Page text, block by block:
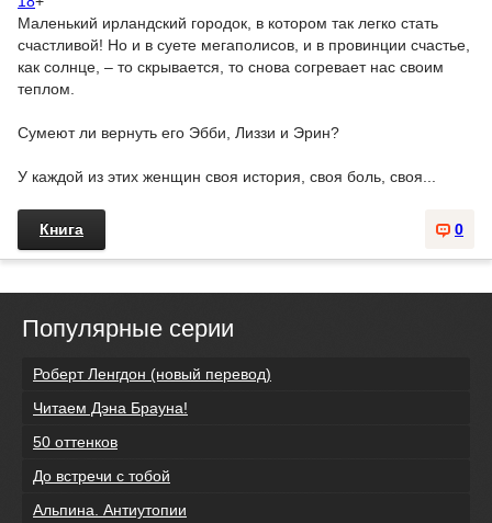
Маленький ирландский городок, в котором так легко стать
счастливой! Но и в суете мегаполисов, и в провинции счастье,
как солнце, – то скрывается, то снова согревает нас своим
теплом.
Сумеют ли вернуть его Эбби, Лиззи и Эрин?
У каждой из этих женщин своя история, своя боль, своя...
0
Книга
Популярные серии
Роберт Ленгдон (новый перевод)
Читаем Дэна Брауна!
50 оттенков
До встречи с тобой
Альпина. Антиутопии